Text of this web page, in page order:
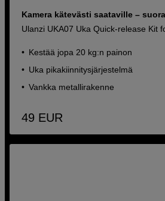
Kamera kätevästi saataville –
Ulanzi UKA07 Uka Quick-release Kit
Kestää jopa 20 kg:n painon
Uka pikakiinnitysjärjestelmä
Vankka metallirakenne
49 EUR